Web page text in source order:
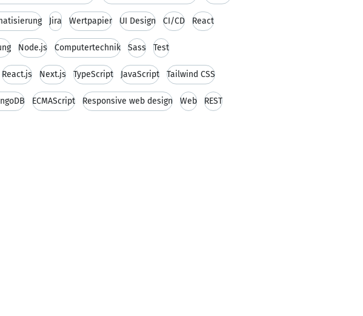
Jira Wertpapier UI Design CI/CD React
Node.js Computertechnik Sass Test
React.js Next.js TypeScript JavaScript Tailwind CSS
ECMAScript Responsive web design Web REST